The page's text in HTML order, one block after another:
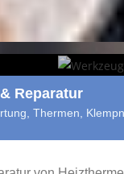
Reparatur
Thermen,